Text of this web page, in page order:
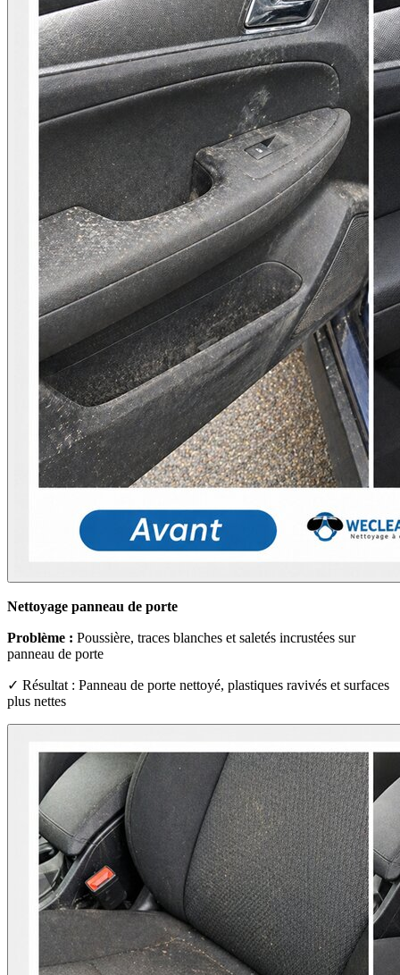
Nettoyage panneau de porte
Problème : Poussière, traces blanches et saletés incrustées sur
panneau de porte
✓ Résultat : Panneau de porte nettoyé, plastiques ravivés et surfaces
plus nettes